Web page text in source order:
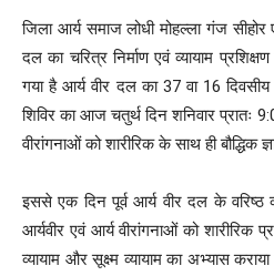
जिला आर्य समाज लोधी मोहल्ला गंज सीहोर
दल का चरित्र निर्माण एवं व्यायाम
गया है आर्य वीर दल का 37 वा 16 दिवसीय
शिविर का आज चतुर्थ दिन शनिवार प्रातः
वीरांगनाओं को शारीरिक के साथ ही बौद्धिक
इससे एक दिन पूर्व आर्य वीर दल के वरिष्ठ
आर्यवीर एवं आर्य वीरांगनाओं को शारीरिक
व्यायाम और सूक्ष्म व्यायाम का अभ्यास